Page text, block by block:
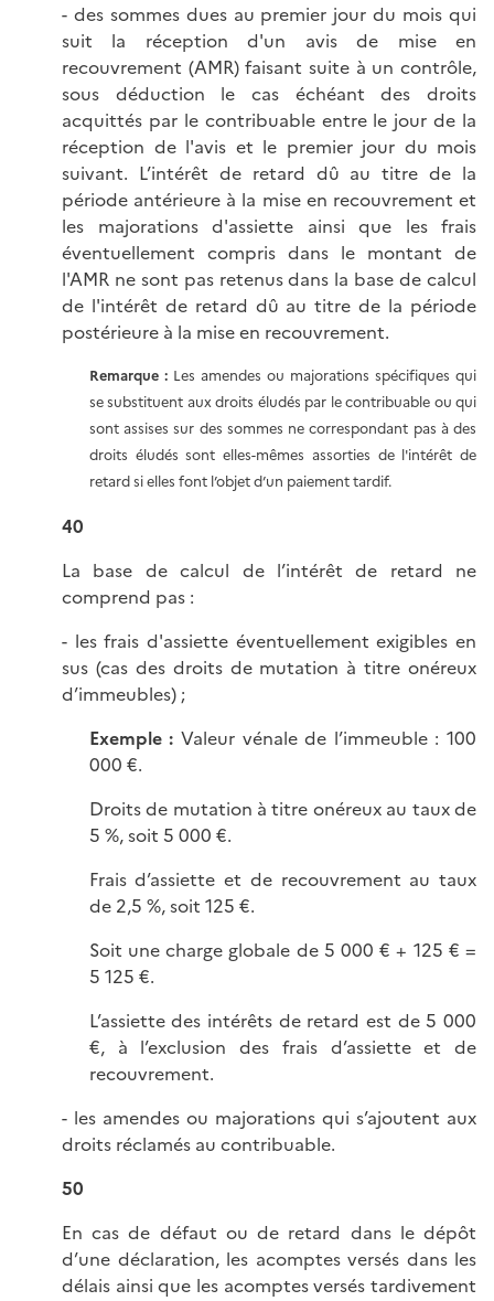
- des sommes dues au premier jour du mois qui
suit la réception d'un avis de mise en
recouvrement (AMR) faisant suite à un contrôle,
sous déduction le cas échéant des droits
acquittés par le contribuable entre le jour de la
réception de l'avis et le premier jour du mois
suivant. L’intérêt de retard dû au titre de la
période antérieure à la mise en recouvrement et
les majorations d'assiette ainsi que les frais
éventuellement compris dans le montant de
l'AMR ne sont pas retenus dans la base de calcul
de l'intérêt de retard dû au titre de la période
postérieure à la mise en recouvrement.
Remarque :Les amendes ou majorations spécifiques qui
se substituent aux droits éludés par le contribuable ou qui
sont assises sur des sommes ne correspondant pas à des
droits éludés sont elles-mêmes assorties de l'intérêt de
retard si elles font l’objet d’un paiement tardif.
40
La base de calcul de l’intérêt de retard ne
comprend pas :
- les frais d'assiette éventuellement exigibles en
sus (cas des droits de mutation à titre onéreux
d’immeubles) ;
Exemple : Valeur vénale de l’immeuble : 100
000 €.
Droits de mutation à titre onéreux au taux de
5 %, soit 5 000 €.
Frais d’assiette et de recouvrement au taux
de 2,5 %, soit 125 €.
Soit une charge globale de 5 000 € + 125 € =
5 125 €.
L’assiette des intérêts de retard est de 5 000
€, à l’exclusion des frais d’assiette et de
recouvrement.
- les amendes ou majorations qui s’ajoutent aux
droits réclamés au contribuable.
50
En cas de défaut ou de retard dans le dépôt
d’une déclaration, les acomptes versés dans les
délais ainsi que les acomptes versés tardivement